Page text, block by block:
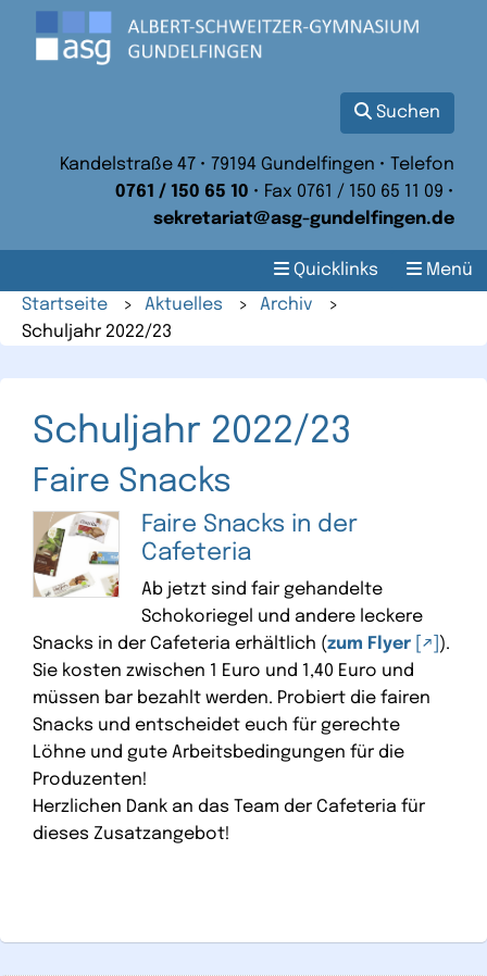
Suchen
Kandelstraße 47 • 79194 Gundelfingen • Telefon
0761 / 150 65 10 • Fax 0761 / 150 65 11 09 •
sekretariat@asg-gundelfingen.de
Menü
Quicklinks
Startseite
> Aktuelles > Archiv
>
Schuljahr 2022/23
Schuljahr 2022/23
Faire Snacks
Faire Snacks in der
Cafeteria
Ab jetzt sind fair gehandelte
Schokoriegel und andere leckere
Snacks in der Cafeteria erhältlich (zum Flyer
).
Sie kosten zwischen 1 Euro und 1,40 Euro und
müssen bar bezahlt werden. Probiert die fairen
Snacks und entscheidet euch für gerechte
Löhne und gute Arbeitsbedingungen für die
Produzenten!
Herzlichen Dank an das Team der Cafeteria für
dieses Zusatzangebot!